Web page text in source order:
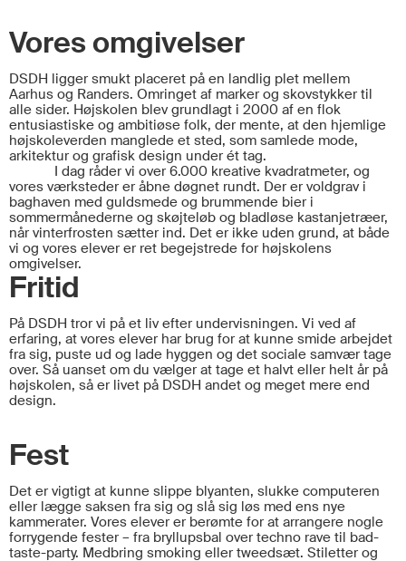
Vores omgivelser
DSDH ligger smukt placeret på en landlig plet mellem
Aarhus og Randers. Omringet af marker og skovstykker til
alle sider. Højskolen blev grundlagt i 2000 af en flok
entusiastiske og ambitiøse folk, der mente, at den hjemlige
højskoleverden manglede et sted, som samlede mode,
arkitektur og grafisk design under ét tag.
I dag råder vi over 6.000 kreative kvadratmeter, og
vores værksteder er åbne døgnet rundt. Der er voldgrav i
baghaven med guldsmede og brummende bier i
sommermånederne og skøjteløb og bladløse kastanjetræer,
når vinterfrosten sætter ind. Det er ikke uden grund, at både
vi og vores elever er ret begejstrede for højskolens
omgivelser.
Fritid
På DSDH tror vi på et liv efter undervisningen. Vi ved af
erfaring, at vores elever har brug for at kunne smide arbejdet
fra sig, puste ud og lade hyggen og det sociale samvær tage
over. Så uanset om du vælger at tage et halvt eller helt år på
højskolen, så er livet på DSDH andet og meget mere end
design.
Fest
Det er vigtigt at kunne slippe blyanten, slukke computeren
eller lægge saksen fra sig og slå sig løs med ens nye
kammerater. Vores elever er berømte for at arrangere nogle
forrygende fester – fra bryllupsbal over techno rave til bad-
taste-party. Medbring smoking eller tweedsæt. Stiletter og